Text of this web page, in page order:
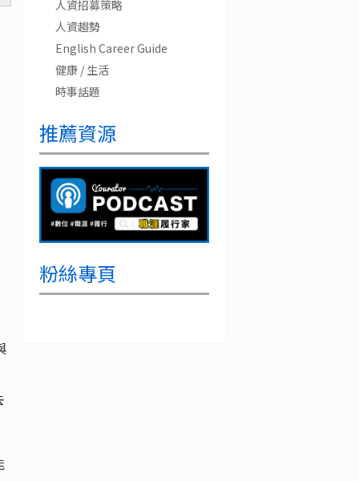
人資招募策略
人資趨勢
English Career Guide
健康 / 生活
時事話題
推薦資源
粉絲專頁